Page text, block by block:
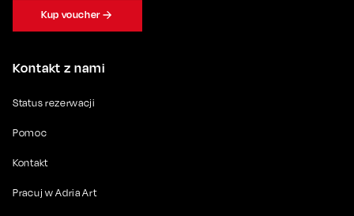
Kontakt z nami
Status rezerwacji
Pomoc
Kontakt
Pracuj w Adria Art
Kup voucher